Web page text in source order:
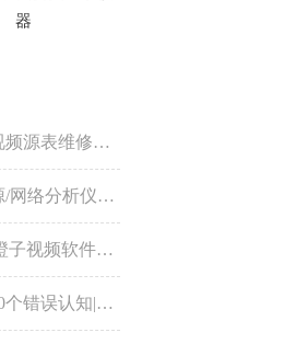
器
1.看过来！免费橙子视频源表维修八折优惠来了！
2.【年底钜惠】信号源/网络分析仪维修unlevel故障8折优惠
3.橙子视频软件售后|橙子视频软件为什么贵？橙子视频软件仪器维修哪家好？
4.关于示波器探头的10个错误认知|橙子视频下载维修分享